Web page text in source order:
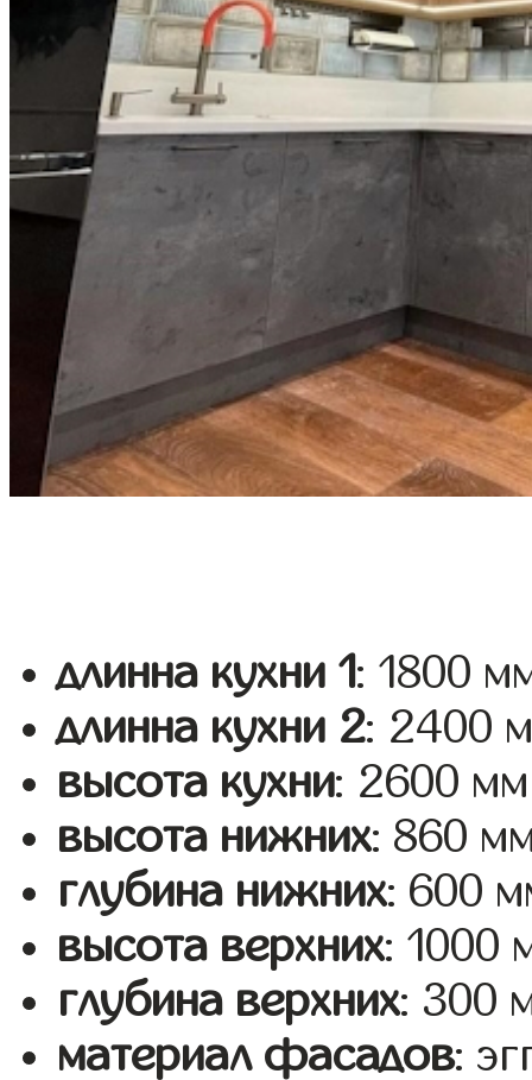
длинна кухни 1: 1800
длинна кухни 2: 2400
высота кухни: 2600 мм
высота нижних: 860
глубина нижних: 600
высота верхних: 1000
глубина верхних: 300
материал фасадов: